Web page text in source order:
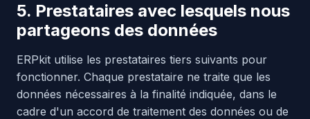
5. Prestataires avec lesquels nous
partageons des données
ERPkit utilise les prestataires tiers suivants pour
fonctionner. Chaque prestataire ne traite que les
données nécessaires à la finalité indiquée, dans le
cadre d'un accord de traitement des données ou de